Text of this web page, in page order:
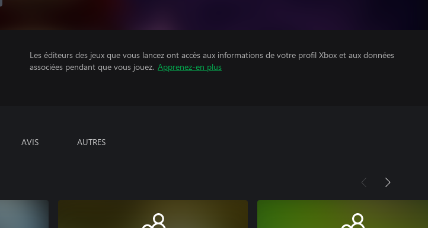
Les éditeurs des jeux que vous lancez ont accès aux informations de votre profil Xbox et aux données
associées pendant que vous jouez. Apprenez-en plus
AVIS AUTRES